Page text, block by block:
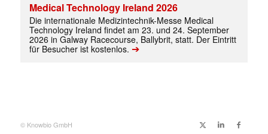
Medical Technology Ireland 2026
Die internationale Medizintechnik-Messe Medical
Technology Ireland findet am 23. und 24. September
2026 in Galway Racecourse, Ballybrit, statt. Der Eintritt
für Besucher ist kostenlos. ➔
© Knowbio GmbH